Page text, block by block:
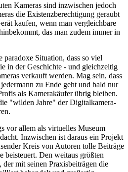
Kameras sind inzwischen jedoch
die Existenzberechtigung geraubt
kaufen, wenn man vergleichbare
das man zudem immer in
paradoxe Situation, dass so viel
in der Geschichte - und gleichzeitig
verkauft werden. Mag sein, dass
zu Ende geht und bald nur
als Kamerakäufer übrig bleiben.
"wilden Jahre" der Digitalkamera-
vor allem als virtuelles Museum
Inzwischen ist daraus ein Projekt
Kreis von Autoren tolle Beiträge
beisteuert. Den weitaus größten
mit seinen Praxisbeiträgen die